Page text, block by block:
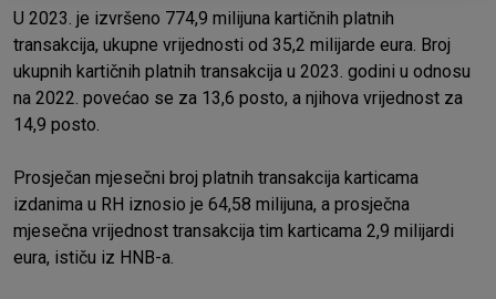
U 2023. je izvršeno 774,9 milijuna kartičnih platnih
transakcija, ukupne vrijednosti od 35,2 milijarde eura. Broj
ukupnih kartičnih platnih transakcija u 2023. godini u odnosu
na 2022. povećao se za 13,6 posto, a njihova vrijednost za
14,9 posto.
Prosječan mjesečni broj platnih transakcija karticama
izdanima u RH iznosio je 64,58 milijuna, a prosječna
mjesečna vrijednost transakcija tim karticama 2,9 milijardi
eura, ističu iz HNB-a.